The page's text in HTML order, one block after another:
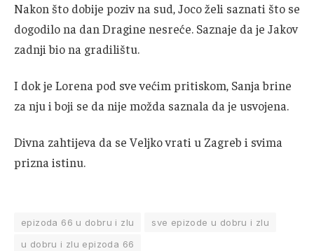
Nakon što dobije poziv na sud, Joco želi saznati što se
dogodilo na dan Dragine nesreće. Saznaje da je Jakov
zadnji bio na gradilištu.
I dok je Lorena pod sve većim pritiskom, Sanja brine
za nju i boji se da nije možda saznala da je usvojena.
Divna zahtijeva da se Veljko vrati u Zagreb i svima
prizna istinu.
epizoda 66 u dobru i zlu
sve epizode u dobru i zlu
u dobru i zlu epizoda 66